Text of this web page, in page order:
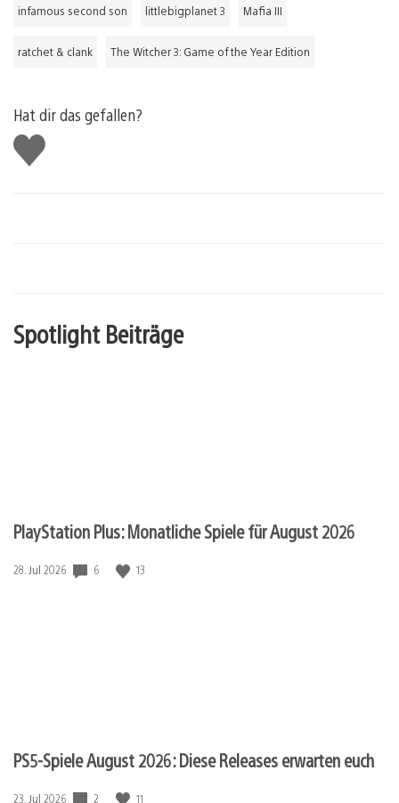
infamous second son littlebigplanet 3 Mafia III
ratchet & clank The Witcher 3: Game of the Year Edition
Hat dir das gefallen?
Gefällt
mir
Spotlight Beiträge
PlayStation Plus: Monatliche Spiele für August 2026
Veröffentlichungsdatum:
28. Jul 2026 6 13
PS5-Spiele August 2026: Diese Releases erwarten euch
Veröffentlichungsdatum:
23. Jul 2026 2 11